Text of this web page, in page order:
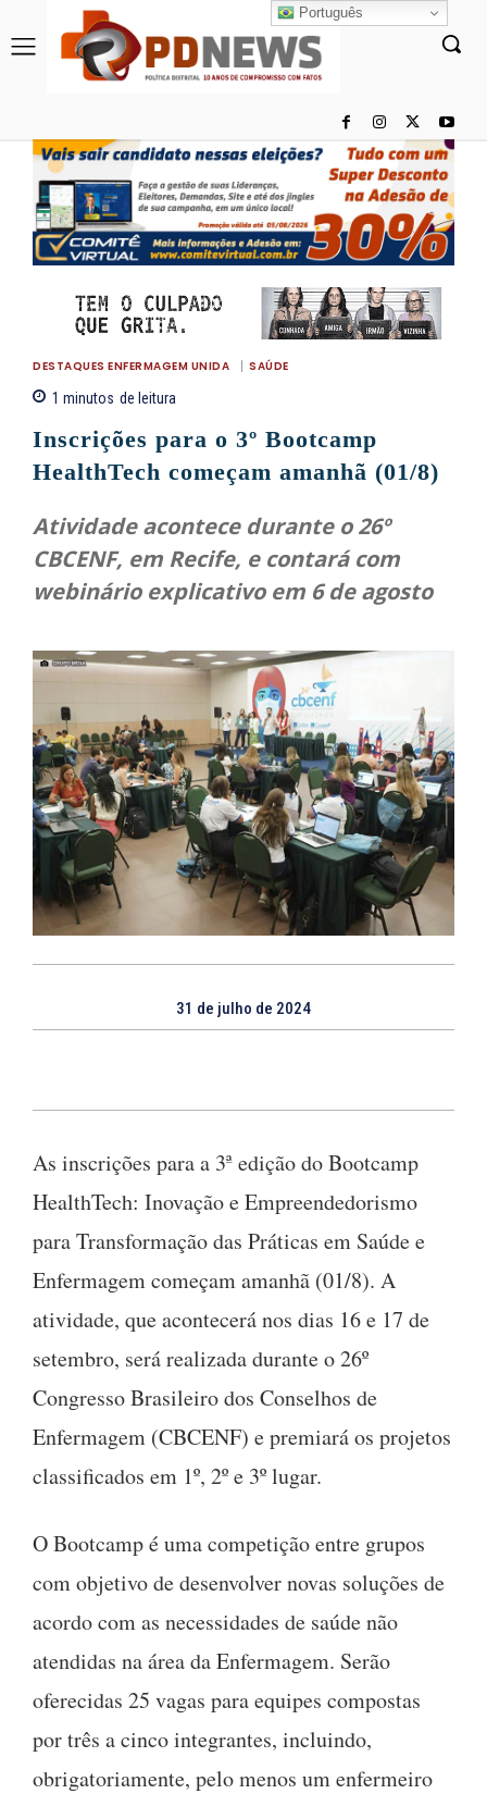
DESTAQUES ENFERMAGEM UNIDA SAÚDE
1 minutos de leitura
Inscrições para o 3º Bootcamp
HealthTech começam amanhã (01/8)
Atividade acontece durante o 26º
CBCENF, em Recife, e contará com
webinário explicativo em 6 de agosto
31 de julho de 2024
As inscrições para a 3ª edição do Bootcamp
HealthTech: Inovação e Empreendedorismo
para Transformação das Práticas em Saúde e
Enfermagem começam amanhã (01/8). A
atividade, que acontecerá nos dias 16 e 17 de
setembro, será realizada durante o 26º
Congresso Brasileiro dos Conselhos de
Enfermagem (CBCENF) e premiará os projetos
classificados em 1º, 2º e 3º lugar.
O Bootcamp é uma competição entre grupos
com objetivo de desenvolver novas soluções de
acordo com as necessidades de saúde não
atendidas na área da Enfermagem. Serão
oferecidas 25 vagas para equipes compostas
por três a cinco integrantes, incluindo,
obrigatoriamente, pelo menos um enfermeiro
Português